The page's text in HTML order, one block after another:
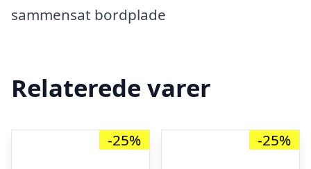
sammensat bordplade
Relaterede varer
-25% -25%